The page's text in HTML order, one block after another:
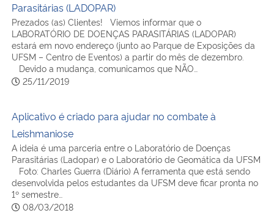
Ministério da Mulher, da Família e dos Direitos Humanos
Secretaria-Geral
Secretaria de Governo
Gabinete de Segurança Institucional
Advocacia-Geral da União
Banco Central do Brasil
Parasitárias (LADOPAR)
Prezados (as) Clientes! Viemos informar que o
LABORATÓRIO DE DOENÇAS PARASITÁRIAS (LADOPAR)
estará em novo endereço (junto ao Parque de Exposições da
UFSM – Centro de Eventos) a partir do mês de dezembro.
Devido a mudança, comunicamos que NÃO…
25/11/2019
Aplicativo é criado para ajudar no combate à
Leishmaniose
A ideia é uma parceria entre o Laboratório de Doenças
Parasitárias (Ladopar) e o Laboratório de Geomática da UFSM
Foto: Charles Guerra (Diário) A ferramenta que está sendo
desenvolvida pelos estudantes da UFSM deve ficar pronta no
1º semestre…
08/03/2018